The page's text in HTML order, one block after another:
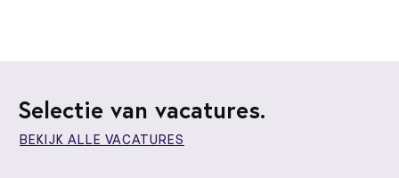
Selectie van vacatures.
BEKIJK ALLE VACATURES